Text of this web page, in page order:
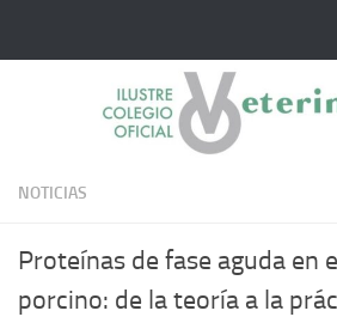
NOTICIAS
Proteínas de fase aguda en
porcino: de la teoría a la